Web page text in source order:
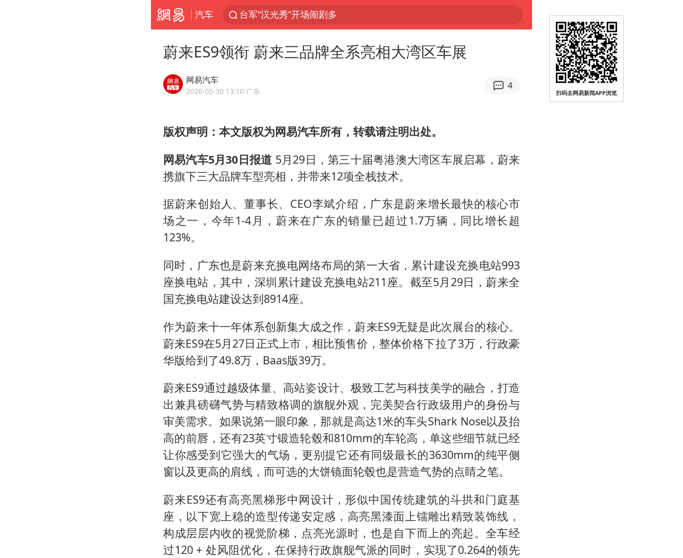
汽车
台军“汉光秀”开场闹剧多
泰交通部副部长回应中国人遭歧视手势
泸溪河：桃酥吃出金属牙冠视频不实
985博士后被曝在妻子孕期出轨后续
男子结婚8年3个女儿均非亲生
台风白海豚逼近 暴雨大暴雨来袭
男子杀人后逃进深山21年活得像野人
公司“上四休三”但要降薪1000元
97岁英国奶奶飞上天再破吉尼斯纪录
中国稀土盘中涨停
OpenAI为免费用户升级GPT-5.6 Luna
“中国蔬菜之乡”最高温达41.8℃
27岁女子成组织卖淫集团主犯被通缉
如何把百年大党建设得更加坚强有力？
蔚来ES9领衔 蔚来三品牌全系亮相大湾区车展
网易汽车
2026-05-30 13:10·广东
4
版权声明：本文版权为网易汽车所有，转载请注明出处。
网易汽车5月30日报道 5月29日，第三十届粤港澳大湾区车展启幕，蔚来
携旗下三大品牌车型亮相，并带来12项全栈技术。
据蔚来创始人、董事长、CEO李斌介绍，广东是蔚来增长最快的核心市
场之一，今年1-4月，蔚来在广东的销量已超过1.7万辆，同比增长超
123%。
同时，广东也是蔚来充换电网络布局的第一大省，累计建设充换电站993
座换电站，其中，深圳累计建设充换电站211座。截至5月29日，蔚来全
国充换电站建设达到8914座。
作为蔚来十一年体系创新集大成之作，蔚来ES9无疑是此次展台的核心。
蔚来ES9在5月27日正式上市，相比预售价，整体价格下拉了3万，行政豪
华版给到了49.8万，Baas版39万。
蔚来ES9通过越级体量、高站姿设计、极致工艺与科技美学的融合，打造
出兼具磅礴气势与精致格调的旗舰外观，完美契合行政级用户的身份与
审美需求。如果说第一眼印象，那就是高达1米的车头Shark Nose以及抬
高的前唇，还有23英寸锻造轮毂和810mm的车轮高，单这些细节就已经
让你感受到它强大的气场，更别提它还有同级最长的3630mm的纯平侧
窗以及更高的肩线，而可选的大饼镜面轮毂也是营造气势的点睛之笔。
蔚来ES9还有高亮黑梯形中网设计，形似中国传统建筑的斗拱和门庭基
座，以下宽上稳的造型传递安定感，高亮黑漆面上镭雕出精致装饰线，
构成层层内收的视觉阶梯，点亮光源时，也是自下而上的亮起。全车经
过120 + 处风阻优化，在保持行政旗舰气派的同时，实现了0.264的领先
扫码去网易新闻APP浏览